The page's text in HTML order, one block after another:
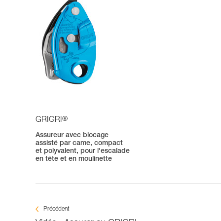
GRIGRI®
Assureur avec blocage
assisté par came, compact
et polyvalent, pour l'escalade
en tête et en moulinette
Précédent